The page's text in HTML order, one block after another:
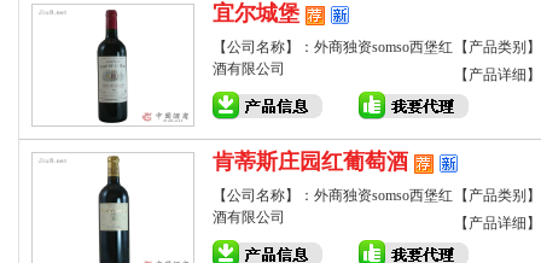
宜尔城堡
【公司名称】：外商独资somso西堡红
酒有限公司
【产品类别
【产品详细
肯蒂斯庄园红葡萄酒
【公司名称】：外商独资somso西堡红
酒有限公司
【产品类别
【产品详细